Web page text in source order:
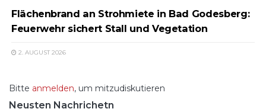
Flächenbrand an Strohmiete in Bad Godesberg:
Feuerwehr sichert Stall und Vegetation
2. AUGUST 2026
Bitte anmelden, um mitzudiskutieren
Neusten Nachrichetn